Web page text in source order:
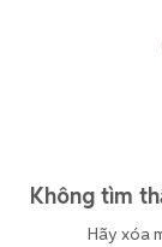
Không tìm
Hãy xóa